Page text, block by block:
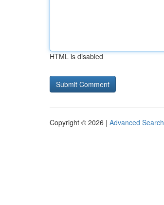
HTML is disabled
Copyright © 2026 | Advanced Search